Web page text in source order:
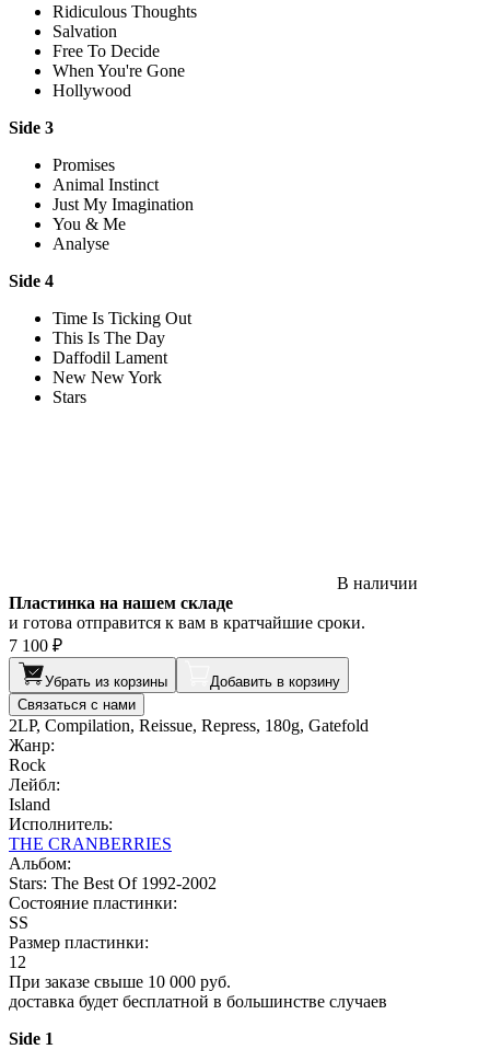
Ridiculous Thoughts
Salvation
Free To Decide
When You're Gone
Hollywood
Side 3
Promises
Animal Instinct
Just My Imagination
You & Me
Analyse
Side 4
Time Is Ticking Out
This Is The Day
Daffodil Lament
New New York
Stars
В наличии
Пластинка на нашем складе
и готова отправится к вам в кратчайшие сроки.
7 100 ₽
Убрать из корзины
Добавить в корзину
Связаться с нами
2LP, Compilation, Reissue, Repress, 180g, Gatefold
Жанр:
Rock
Лейбл:
Island
Исполнитель:
THE CRANBERRIES
Альбом:
Stars: The Best Of 1992-2002
Состояние пластинки:
SS
Размер пластинки:
12
При заказе свыше 10 000 руб.
доставка будет бесплатной в большинстве случаев
Side 1